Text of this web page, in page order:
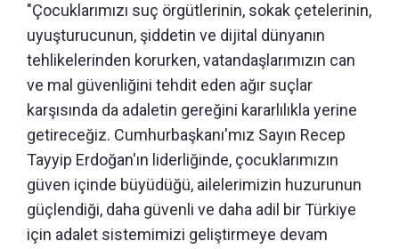
"Çocuklarımızı suç örgütlerinin, sokak çetelerinin,
uyuşturucunun, şiddetin ve dijital dünyanın
tehlikelerinden korurken, vatandaşlarımızın can
ve mal güvenliğini tehdit eden ağır suçlar
karşısında da adaletin gereğini kararlılıkla yerine
getireceğiz. Cumhurbaşkanı'mız Sayın Recep
Tayyip Erdoğan'ın liderliğinde, çocuklarımızın
güven içinde büyüdüğü, ailelerimizin huzurunun
güçlendiği, daha güvenli ve daha adil bir Türkiye
için adalet sistemimizi geliştirmeye devam